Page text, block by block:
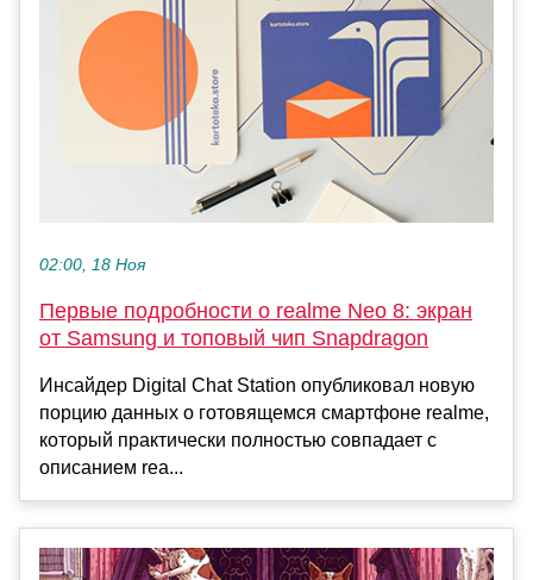
02:00, 18 Ноя
Первые подробности о realme Neo 8: экран
от Samsung и топовый чип Snapdragon
Инсайдер Digital Chat Station опубликовал новую
порцию данных о готовящемся смартфоне realme,
который практически полностью совпадает с
описанием rea...